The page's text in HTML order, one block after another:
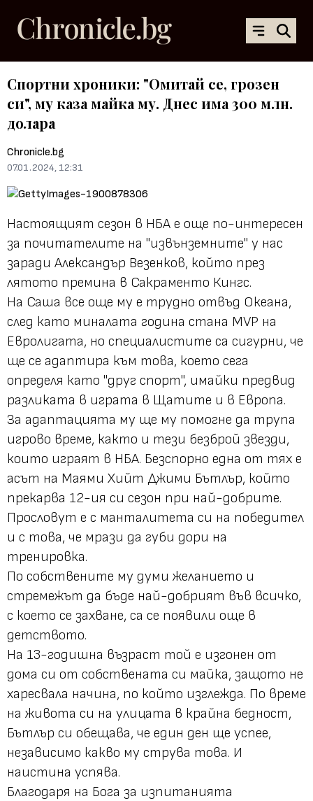
Спортни хроники: "Омитай се, грозен
си", му каза майка му. Днес има 300 млн.
долара
Chronicle.bg
07.01.2024, 12:31
Настоящият сезон в НБА е още по-интересен
за почитателите на "извънземните" у нас
заради Александър Везенков, който през
лятото премина в Сакраменто Кингс.
На Саша все още му е трудно отвъд Океана,
след като миналата година стана MVP на
Евролигата, но специалистите са сигурни, че
ще се адаптира към това, което сега
определя като "друг спорт", имайки предвид
разликата в играта в Щатите и в Европа.
За адаптацията му ще му помогне да трупа
игрово време, както и тези безброй звезди,
които играят в НБА. Безспорно една от тях е
асът на Маями Хийт Джими Бътлър, който
прекарва 12-ия си сезон при най-добрите.
Прословут е с манталитета си на победител
и с това, че мрази да губи дори на
тренировка.
По собствените му думи желанието и
стремежът да бъде най-добрият във всичко,
с което се захване, са се появили още в
детството.
На 13-годишна възраст той е изгонен от
дома си от собствената си майка, защото не
харесвала начина, по който изглежда. По време
на живота си на улицата в крайна бедност,
Бътлър си обещава, че един ден ще успее,
независимо какво му струва това. И
наистина успява.
Благодаря на Бога за изпитанията